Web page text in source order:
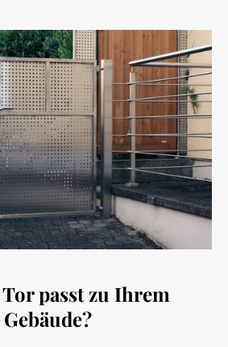
passt zu Ihrem
Gebäude?